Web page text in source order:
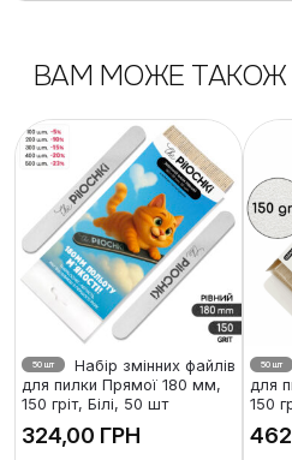
ВАМ МОЖЕ
50 шт
Набір змінних файлів
для пилки Прямої 180 мм,
150 гріт, Білі, 50 шт
ГРН
50 шт
для
150